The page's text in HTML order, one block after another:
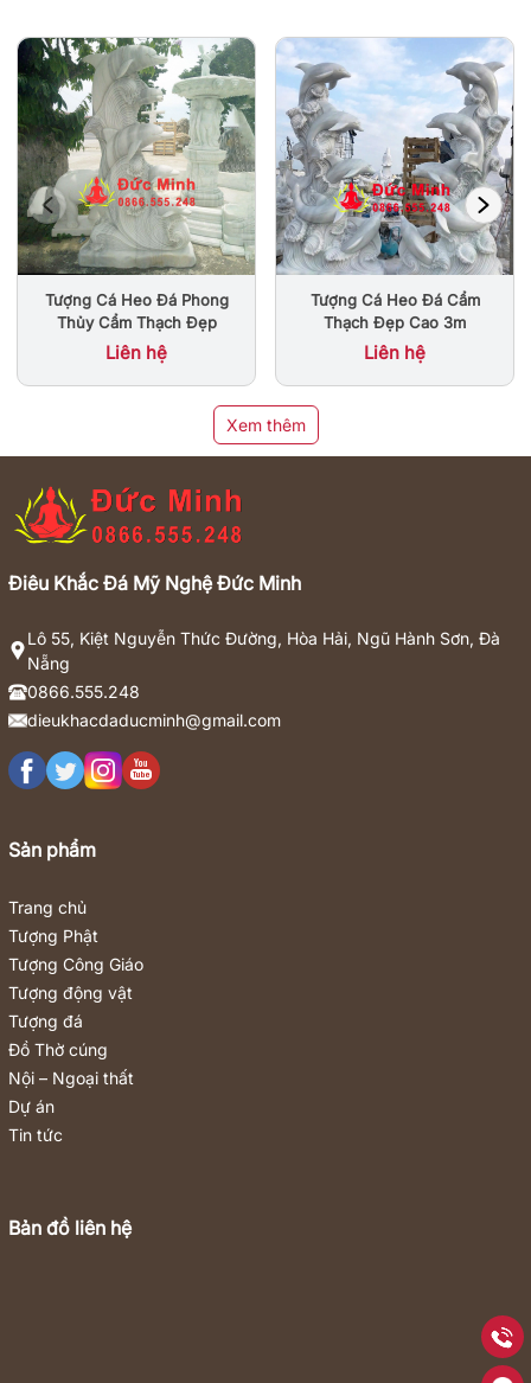
Tượng Cá Heo Đá Phong
Thủy Cẩm Thạch Đẹp
Liên hệ
Tượng Cá Heo Đá Cẩm
Thạch Đẹp Cao 3m
Liên hệ
Xem thêm
Điêu Khắc Đá Mỹ Nghệ Đức Minh
Lô 55, Kiệt Nguyễn Thức Đường, Hòa Hải, Ngũ Hành Sơn, Đà
Nẵng
0866.555.248
dieukhacdaducminh@gmail.com
Sản phẩm
Trang chủ
Tượng Phật
Tượng Công Giáo
Tượng động vật
Tượng đá
Đồ Thờ cúng
Nội – Ngoại thất
Dự án
Tin tức
Bản đồ liên hệ